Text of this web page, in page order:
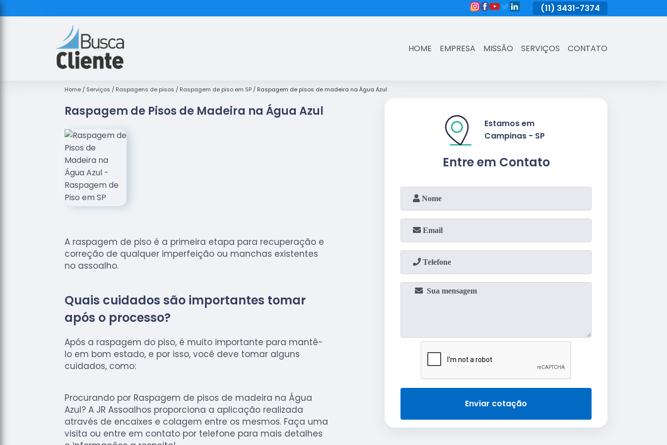
3431-7374 (11) 3431-7374
HOME EMPRESA MISSÃO SERVIÇOS CONTATO
Home Serviços Raspagens de pisos Raspagem de piso em SP Raspagem de pisos de madeira na Água Azul
Raspagem de Pisos de Madeira na Água Azul
A raspagem de piso é a primeira etapa para recuperação e
correção de qualquer imperfeição ou manchas existentes
no assoalho.
Quais cuidados são importantes tomar
após o processo?
Após a raspagem do piso, é muito importante para mantê-
lo em bom estado, e por isso, você deve tomar alguns
cuidados, como:
Procurando por Raspagem de pisos de madeira na Água
Azul? A JR Assoalhos proporciona a aplicação realizada
através de encaixes e colagem entre os mesmos. Faça uma
visita ou entre em contato por telefone para mais detalhes
Entre em Contato
Estamos em
Campinas - SP
Enviar cotação